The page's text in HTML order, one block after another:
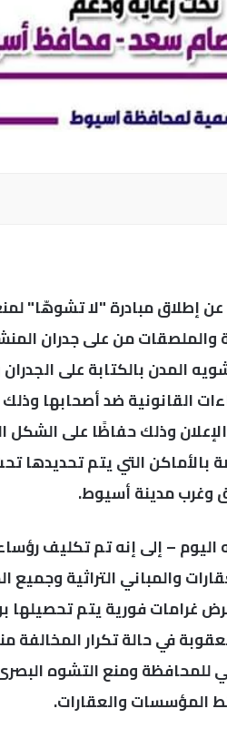
إطلاق مبادرة "لا تشوهّا"
والملصقات من على جدران
المدن بالكتابة على
القانونية ضد أصحابها وذلك
وذلك حفاظًا على
بالأماكن التي يتم تحديدها
وغرب مدينة أسيوط.
– إلى إنه تم تكليف رؤساء
والمباني التراثية وجميع
غرامات فورية يتم
في حالة تكرار
ومنع التشوه
المؤسسات والعقارات.